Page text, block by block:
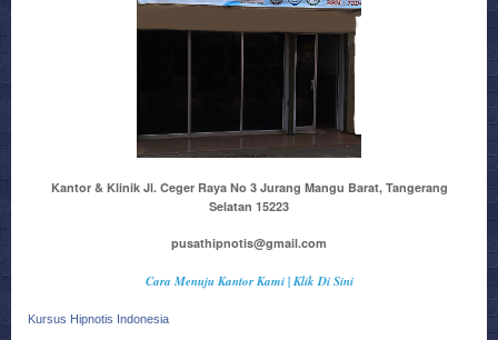
Kantor & Klinik Jl. Ceger Raya No 3 Jurang Mangu Barat, Tangerang
Selatan 15223
pusathipnotis@gmail.com
Cara Menuju Kantor Kami | Klik Di Sini
Kursus Hipnotis Indonesia